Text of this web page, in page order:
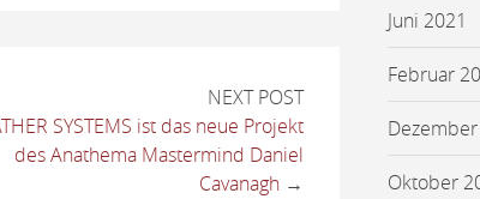
NEXT POST
SYSTEMS ist das neue Projekt
des Anathema Mastermind Daniel
Cavanagh →
Juni 2021
Februar
Oktober